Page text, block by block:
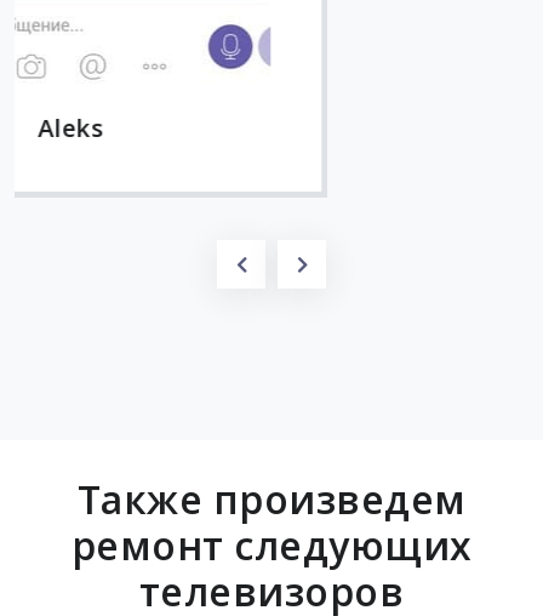
Также произведем
ремонт следующих
телевизоров